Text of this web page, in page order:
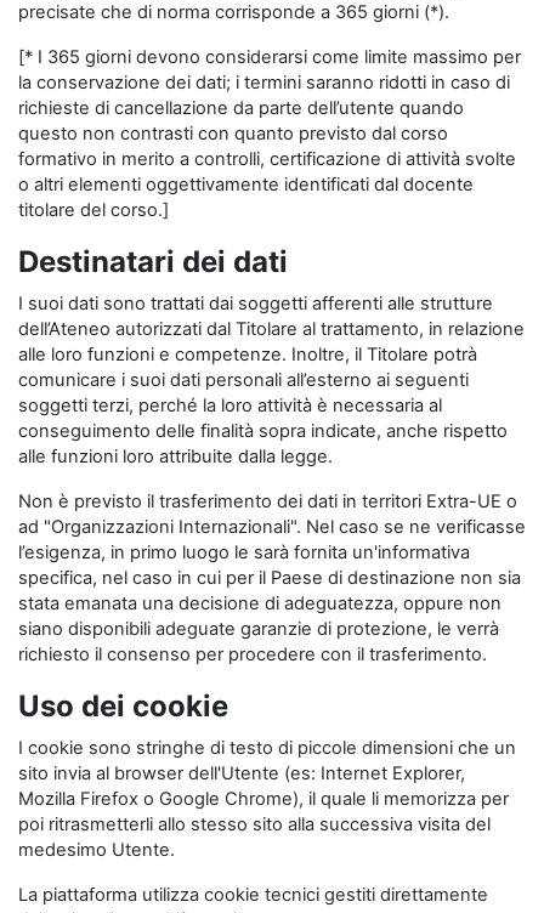
precisate che di norma corrisponde a 365 giorni (*).
[* I 365 giorni devono considerarsi come limite massimo per
la conservazione dei dati; i termini saranno ridotti in caso di
richieste di cancellazione da parte dell’utente quando
questo non contrasti con quanto previsto dal corso
formativo in merito a controlli, certificazione di attività svolte
o altri elementi oggettivamente identificati dal docente
titolare del corso.]
Destinatari dei dati
I suoi dati sono trattati dai soggetti afferenti alle strutture
dell’Ateneo autorizzati dal Titolare al trattamento, in relazione
alle loro funzioni e competenze. Inoltre, il Titolare potrà
comunicare i suoi dati personali all’esterno ai seguenti
soggetti terzi, perché la loro attività è necessaria al
conseguimento delle finalità sopra indicate, anche rispetto
alle funzioni loro attribuite dalla legge.
Non è previsto il trasferimento dei dati in territori Extra-UE o
ad "Organizzazioni Internazionali". Nel caso se ne verificasse
l’esigenza, in primo luogo le sarà fornita un'informativa
specifica, nel caso in cui per il Paese di destinazione non sia
stata emanata una decisione di adeguatezza, oppure non
siano disponibili adeguate garanzie di protezione, le verrà
richiesto il consenso per procedere con il trasferimento.
Uso dei cookie
I cookie sono stringhe di testo di piccole dimensioni che un
sito invia al browser dell'Utente (es: Internet Explorer,
Mozilla Firefox o Google Chrome), il quale li memorizza per
poi ritrasmetterli allo stesso sito alla successiva visita del
medesimo Utente.
La piattaforma utilizza cookie tecnici gestiti direttamente